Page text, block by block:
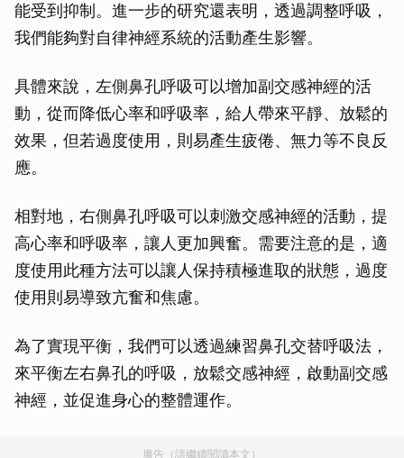
能受到抑制。進一步的研究還表明，透過調整呼吸，
我們能夠對自律神經系統的活動產生影響。
具體來說，左側鼻孔呼吸可以增加副交感神經的活
動，從而降低心率和呼吸率，給人帶來平靜、放鬆的
效果，但若過度使用，則易產生疲倦、無力等不良反
應。
相對地，右側鼻孔呼吸可以刺激交感神經的活動，提
高心率和呼吸率，讓人更加興奮。需要注意的是，適
度使用此種方法可以讓人保持積極進取的狀態，過度
使用則易導致亢奮和焦慮。
為了實現平衡，我們可以透過練習鼻孔交替呼吸法，
來平衡左右鼻孔的呼吸，放鬆交感神經，啟動副交感
神經，並促進身心的整體運作。
廣告（請繼續閱讀本文）